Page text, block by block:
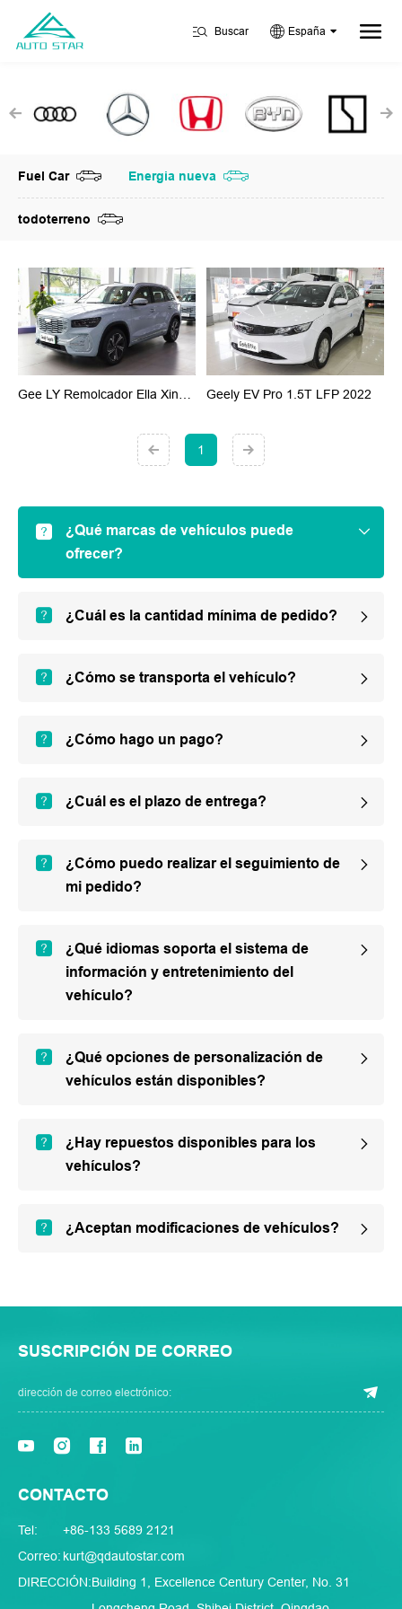
Buscar España
Fuel Car Energia nueva
todoterreno
Gee LY Remolcador Ella Xingyuel 1.5TE Rev Zh I Versión Del Cuadro 2022 Geely EV Pro 1.5T LFP 2022
1
¿Qué marcas de vehículos puede
ofrecer?
¿Cuál es la cantidad mínima de pedido?
¿Cómo se transporta el vehículo?
¿Cómo hago un pago?
¿Cuál es el plazo de entrega?
¿Cómo puedo realizar el seguimiento de
mi pedido?
¿Qué idiomas soporta el sistema de
información y entretenimiento del
vehículo?
¿Qué opciones de personalización de
vehículos están disponibles?
¿Hay repuestos disponibles para los
vehículos?
¿Aceptan modificaciones de vehículos?
SUSCRIPCIÓN DE CORREO
CONTACTO
Tel:
+86-133 5689 2121
Correo: kurt@qdautostar.com
DIRECCIÓN:Building 1, Excellence Century Center, No. 31